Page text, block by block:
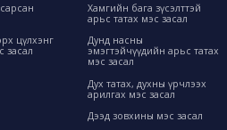
цүлхэнг
засал
Хамгийн бага зүсэлттэй
арьс татах мэс засал
Дунд насны
эмэгтэйчүүдийн арьс татах
мэс засал
Дух татах, духны үрчлээх
арилгах мэс засал
Дээд зовхины мэс засал